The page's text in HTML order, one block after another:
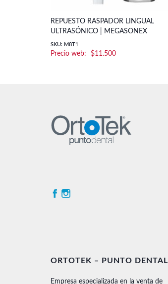
REPUESTO RASPADOR LINGUAL
ULTRASÓNICO | MEGASONEX
SKU: M8T1
$11.500
ORTOTEK – PUNTO DENTAL
Empresa especializada en la venta de